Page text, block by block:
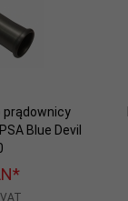
prądownicy
Blue Devil